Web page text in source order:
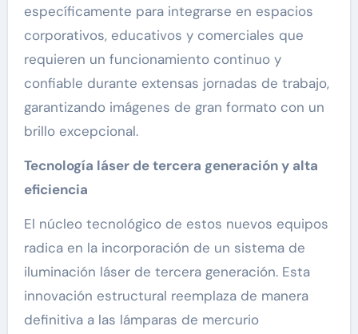
específicamente para integrarse en espacios
corporativos, educativos y comerciales que
requieren un funcionamiento continuo y
confiable durante extensas jornadas de trabajo,
garantizando imágenes de gran formato con un
brillo excepcional.
Tecnología láser de tercera generación y alta
eficiencia
El núcleo tecnológico de estos nuevos equipos
radica en la incorporación de un sistema de
iluminación láser de tercera generación. Esta
innovación estructural reemplaza de manera
definitiva a las lámparas de mercurio